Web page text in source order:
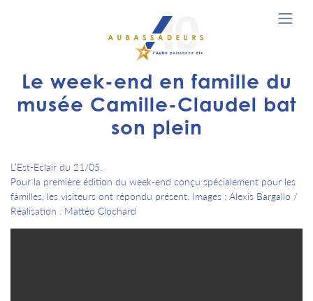
Le week-end en famille du
musée Camille-Claudel bat
son plein
L'Est-Eclair du 21/05.
Pour la première édition du week-end conçu spécialement pour les
familles, les visiteurs ont répondu présent. Images : Alexis Bargallo /
Réalisation : Mattéo Clochard